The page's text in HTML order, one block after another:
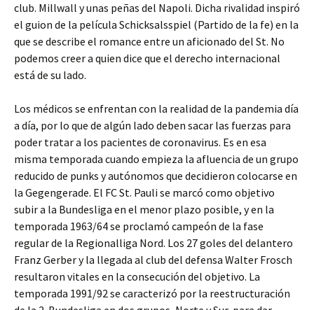
club. Millwall y unas peñas del Napoli. Dicha rivalidad inspiró
el guion de la película Schicksalsspiel (Partido de la fe) en la
que se describe el romance entre un aficionado del St. No
podemos creer a quien dice que el derecho internacional
está de su lado.
Los médicos se enfrentan con la realidad de la pandemia día
a día, por lo que de algún lado deben sacar las fuerzas para
poder tratar a los pacientes de coronavirus. Es en esa
misma temporada cuando empieza la afluencia de un grupo
reducido de punks y autónomos que decidieron colocarse en
la Gegengerade. El FC St. Pauli se marcó como objetivo
subir a la Bundesliga en el menor plazo posible, y en la
temporada 1963/64 se proclamó campeón de la fase
regular de la Regionalliga Nord. Los 27 goles del delantero
Franz Gerber y la llegada al club del defensa Walter Frosch
resultaron vitales en la consecución del objetivo. La
temporada 1991/92 se caracterizó por la reestructuración